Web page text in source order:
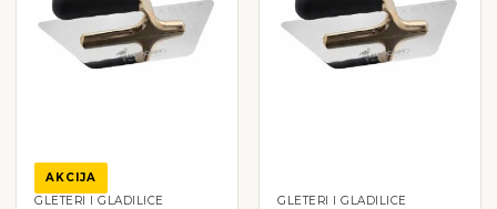
AKCIJA
GLETERI I GLADILICE
GLETERI I GLADILICE